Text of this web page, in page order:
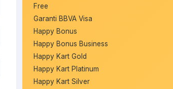
Free
Garanti BBVA Visa
Happy Bonus
Happy Bonus Business
Happy Kart Gold
Happy Kart Platinum
Happy Kart Silver